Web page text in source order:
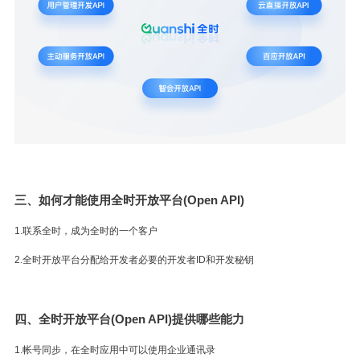
三、如何才能使用全时开放平台(Open API)
1.联系全时，成为全时的一个客户
2.全时开放平台分配给开发者必要的开发者ID和开发秘钥
四、全时开放平台(Open API)提供哪些能力
1.帐号同步，在全时应用中可以使用企业通讯录